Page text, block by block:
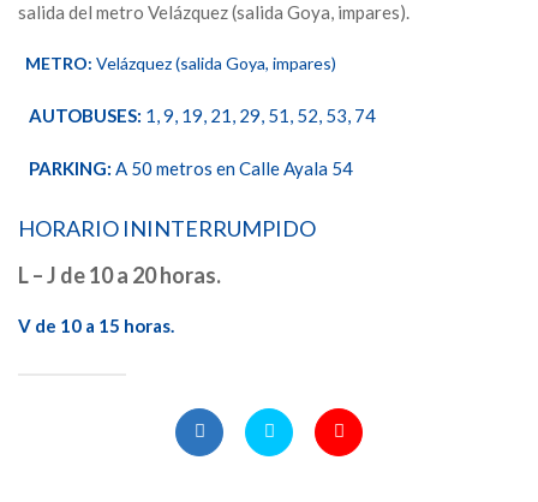
salida del metro Velázquez (salida Goya, impares).
METRO: Velázquez (salida Goya, impares)
AUTOBUSES: 1, 9, 19, 21, 29, 51, 52, 53, 74
PARKING: A 50 metros en Calle Ayala 54
HORARIO ININTERRUMPIDO
L – J de 10 a 20 horas.
V de 10 a 15 horas.